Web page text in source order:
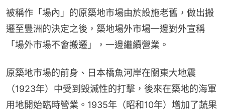
被稱作「場內」的原築地市場由於設施老舊，做出搬
遷至豐洲的決定之後，築地場外市場一邊對外宣稱
「場外市場不會搬遷」，一邊繼續營業。
原築地市場的前身、日本橋魚河岸在關東大地震
（1923年）中受到毀滅性的打擊，後來在築地的海軍
用地開始臨時營業。1935年（昭和10年）增加了蔬果